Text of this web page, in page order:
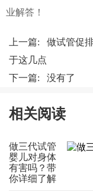
业解答！
上一篇: 做试管促
于这几点
下一篇: 没有了
相关阅读
做三代试管
婴儿对身体
有害吗？带
你详细了解